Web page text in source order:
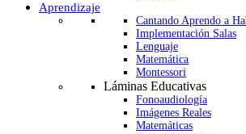
Aprendizaje
Cantando Aprendo a
Implementación Salas
Lenguaje
Matemática
Montessori
Láminas Educativas
Fonoaudiología
Imágenes Reales
Matemáticas